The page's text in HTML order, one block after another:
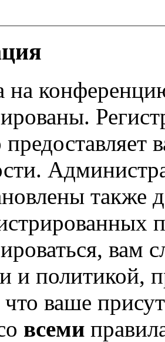
на
также
вам
и политикой,
ваше
всеми